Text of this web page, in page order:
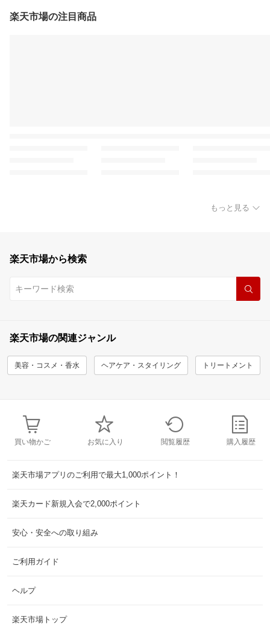
楽天市場の注目商品
もっと見る
楽天市場から検索
楽天市場の関連ジャンル
美容・コスメ・香水 ヘアケア・スタイリング トリートメント
買い物かご お気に入り 閲覧履歴 購入履歴
楽天市場アプリのご利用で最大1,000ポイント！
楽天カード新規入会で2,000ポイント
安心・安全への取り組み
ご利用ガイド
ヘルプ
楽天市場トップ